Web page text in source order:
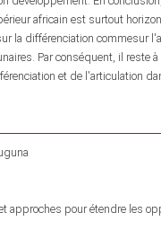
africain est surtout
la différenciation commesur
Par conséquent, il reste
et de l'articulation
approches pour étendre les